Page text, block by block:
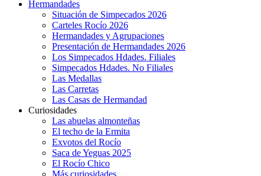
Hermandades
Situación de Simpecados 2026
Carteles Rocío 2026
Hermandades y Agrupaciones
Presentación de Hermandades 2026
Los Simpecados Hdades. Filiales
Simpecados Hdades. No Filiales
Las Medallas
Las Carretas
Las Casas de Hermandad
Curiosidades
Las abuelas almonteñas
El techo de la Ermita
Exvotos del Rocío
Saca de Yeguas 2025
El Rocío Chico
Más curiosidades…